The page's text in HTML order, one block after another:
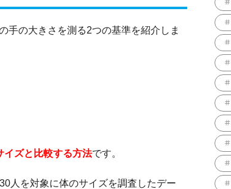
手の大きさを測る2つの基準を紹介しま
イズと比較する方法です。
人を対象に体のサイズを調査したデー